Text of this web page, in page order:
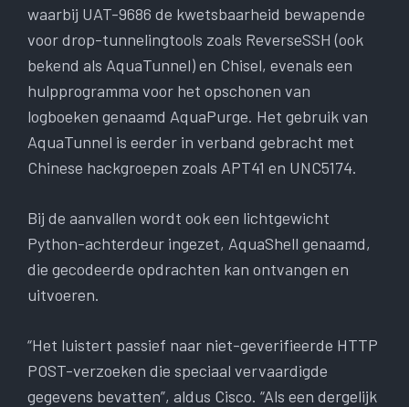
waarbij UAT-9686 de kwetsbaarheid bewapende
voor drop-tunnelingtools zoals ReverseSSH (ook
bekend als AquaTunnel) en Chisel, evenals een
hulpprogramma voor het opschonen van
logboeken genaamd AquaPurge. Het gebruik van
AquaTunnel is eerder in verband gebracht met
Chinese hackgroepen zoals APT41 en UNC5174.
Bij de aanvallen wordt ook een lichtgewicht
Python-achterdeur ingezet, AquaShell genaamd,
die gecodeerde opdrachten kan ontvangen en
uitvoeren.
“Het luistert passief naar niet-geverifieerde HTTP
POST-verzoeken die speciaal vervaardigde
gegevens bevatten”, aldus Cisco. “Als een dergelijk